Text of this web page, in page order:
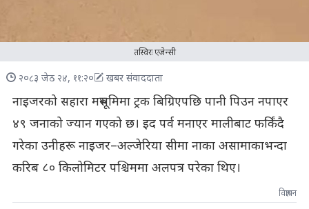
तस्विरः एजेन्सी
२०८३ जेठ २४, ११:२० खबर संवाददाता
नाइजरको सहारा मरुभूमिमा ट्रक बिग्रिएपछि पानी पिउन नपाएर
४९ जनाको ज्यान गएको छ। इद पर्व मनाएर मालीबाट फर्किंदै
गरेका उनीहरू नाइजर–अल्जेरिया सीमा नाका असामाकाभन्दा
करिब ८० किलोमिटर पश्चिममा अलपत्र परेका थिए।
विज्ञापन